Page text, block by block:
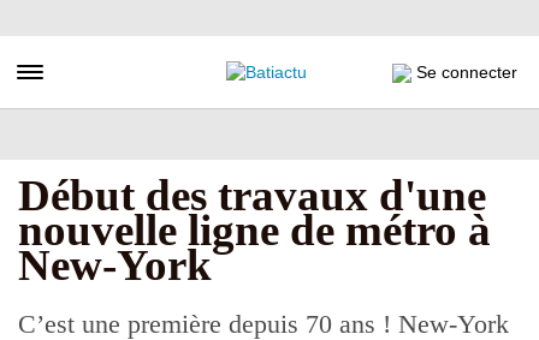
au
principal
Toggle navigation Se connecter
Début des travaux d'une
nouvelle ligne de métro à
New-York
C’est une première depuis 70 ans ! New-York